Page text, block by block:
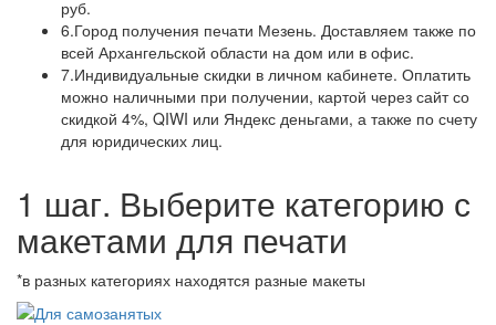
руб.
6.Город получения печати Мезень. Доставляем также по
всей Архангельской области на дом или в офис.
7.Индивидуальные скидки в личном кабинете. Оплатить
можно наличными при получении, картой через сайт со
скидкой 4%, QIWI или Яндекс деньгами, а также по счету
для юридических лиц.
1 шаг. Выберите категорию с
макетами для печати
*в разных категориях находятся разные макеты